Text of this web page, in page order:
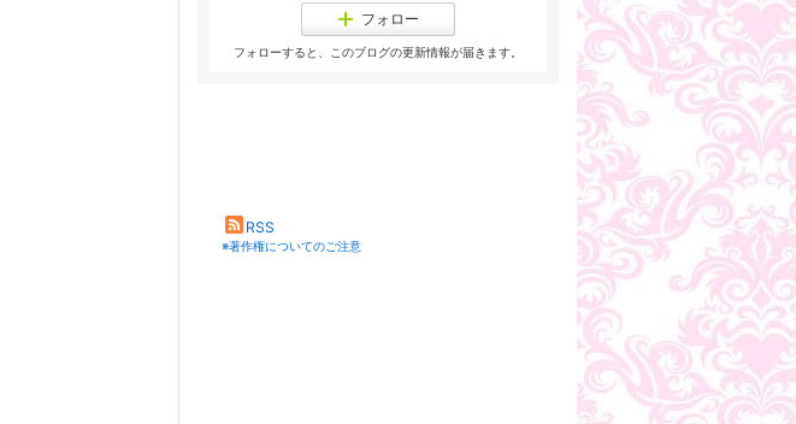
フォロー
フォローすると、このブログの更新情報が届きます。
RSS
※著作権についてのご注意